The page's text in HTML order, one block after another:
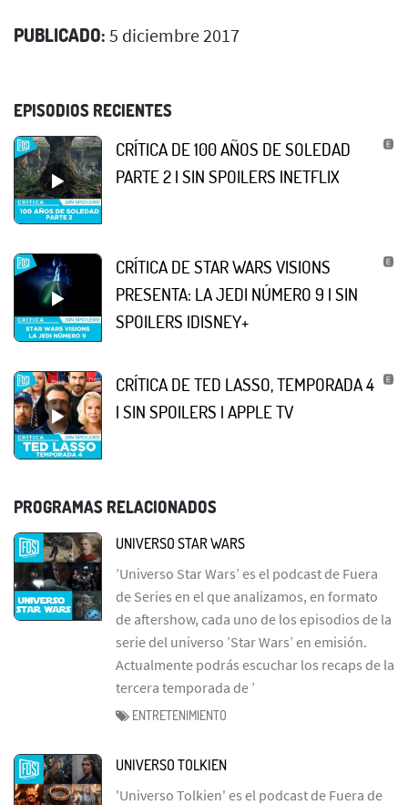
PUBLICADO: 5 diciembre 2017
EPISODIOS RECIENTES
CRÍTICA DE 100 AÑOS DE SOLEDAD
PARTE 2 | SIN SPOILERS |NETFLIX
CRÍTICA DE STAR WARS VISIONS
PRESENTA: LA JEDI NÚMERO 9 | SIN
SPOILERS |DISNEY+
CRÍTICA DE TED LASSO, TEMPORADA 4
| SIN SPOILERS | APPLE TV
PROGRAMAS RELACIONADOS
UNIVERSO STAR WARS
’Universo Star Wars’ es el podcast de Fuera
de Series en el que analizamos, en formato
de aftershow, cada uno de los episodios de la
serie del universo ’Star Wars’ en emisión.
Actualmente podrás escuchar los recaps de la
tercera temporada de ’
ENTRETENIMIENTO
UNIVERSO TOLKIEN
'Universo Tolkien' es el podcast de Fuera de